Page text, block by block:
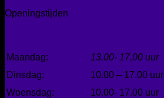
Openingstijden
Maandag:
13.00- 17.00 uur
Dinsdag:
10.00 – 17.00 uur
Woensdag:
10.00- 17.00 uur